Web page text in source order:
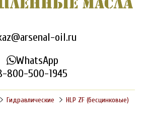
oil.ru
WhatsApp
800-500-1945
Гидравлические
HLP ZF (бесцинковые)